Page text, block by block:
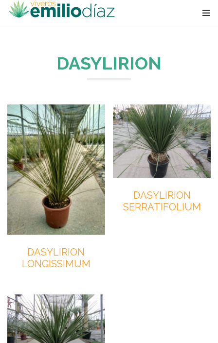
DASYLIRION
DASYLIRION
DASYLIRION
LONGISSIMUM
DASYLIRION
SERRATIFOLIUM